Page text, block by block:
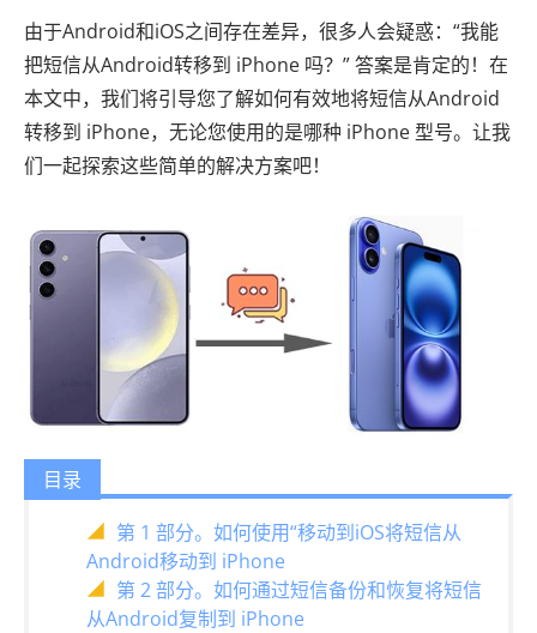
由于Android和iOS之间存在差异，很多人会疑惑：“我能
把短信从Android转移到 iPhone 吗？” 答案是肯定的！在
本文中，我们将引导您了解如何有效地将短信从Android
转移到 iPhone，无论您使用的是哪种 iPhone 型号。让我
们一起探索这些简单的解决方案吧！
目录
第 1 部分。如何使用“移动到iOS将短信从
Android移动到 iPhone
第 2 部分。如何通过短信备份和恢复将短信
从Android复制到 iPhone